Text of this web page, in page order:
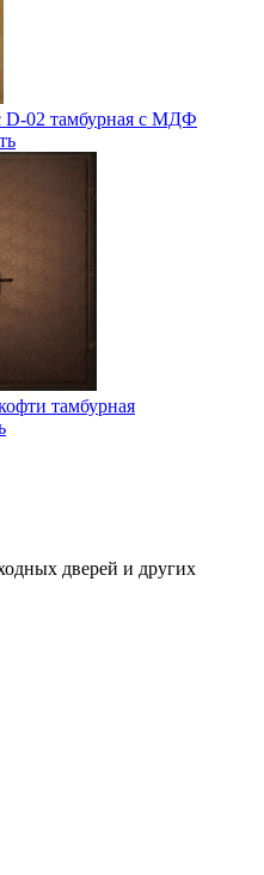
D-02 тамбурная с МДФ
тамбурная
дверей и других